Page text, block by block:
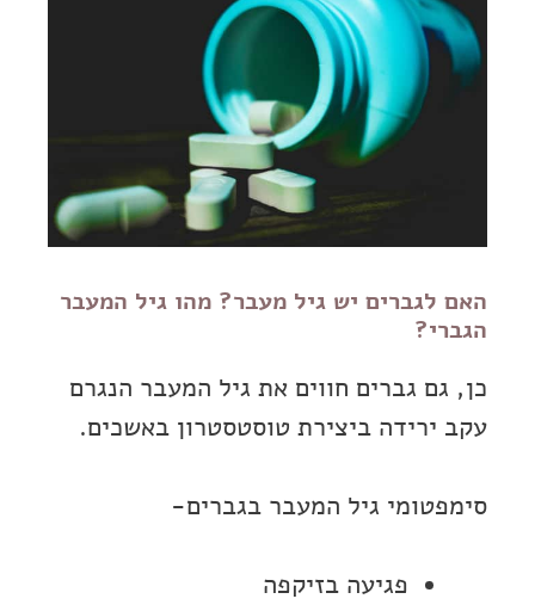
האם לגברים יש גיל מעבר? מהו גיל המעבר
הגברי?
כן, גם גברים חווים את גיל המעבר הנגרם
עקב ירידה ביצירת טוסטסטרון באשכים.
סימפטומי גיל המעבר בגברים-
פגיעה בזיקפה